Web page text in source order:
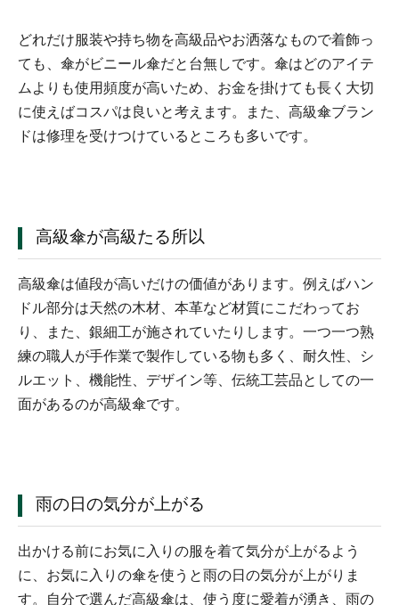
どれだけ服装や持ち物を高級品やお洒落なもので着飾っ
ても、傘がビニール傘だと台無しです。傘はどのアイテ
ムよりも使用頻度が高いため、お金を掛けても長く大切
に使えばコスパは良いと考えます。また、高級傘ブラン
ドは修理を受けつけているところも多いです。
高級傘が高級たる所以
高級傘は値段が高いだけの価値があります。例えばハン
ドル部分は天然の木材、本革など材質にこだわってお
り、また、銀細工が施されていたりします。一つ一つ熟
練の職人が手作業で製作している物も多く、耐久性、シ
ルエット、機能性、デザイン等、伝統工芸品としての一
面があるのが高級傘です。
雨の日の気分が上がる
出かける前にお気に入りの服を着て気分が上がるよう
に、お気に入りの傘を使うと雨の日の気分が上がりま
す。自分で選んだ高級傘は、使う度に愛着が湧き、雨の